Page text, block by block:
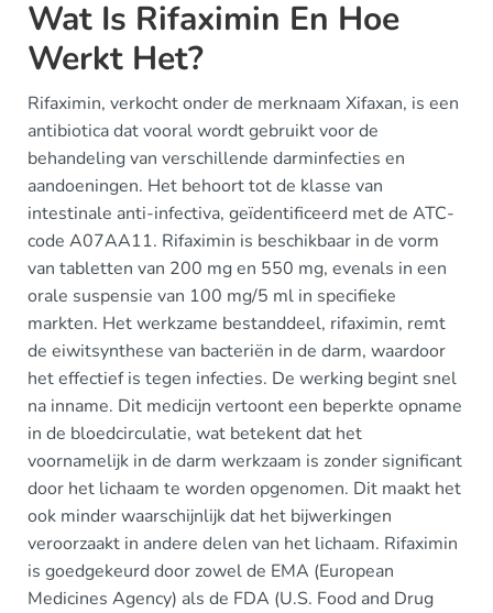
Wat Is Rifaximin En Hoe
Werkt Het?
Rifaximin, verkocht onder de merknaam Xifaxan, is een
antibiotica dat vooral wordt gebruikt voor de
behandeling van verschillende darminfecties en
aandoeningen. Het behoort tot de klasse van
intestinale anti-infectiva, geïdentificeerd met de ATC-
code A07AA11. Rifaximin is beschikbaar in de vorm
van tabletten van 200 mg en 550 mg, evenals in een
orale suspensie van 100 mg/5 ml in specifieke
markten. Het werkzame bestanddeel, rifaximin, remt
de eiwitsynthese van bacteriën in de darm, waardoor
het effectief is tegen infecties. De werking begint snel
na inname. Dit medicijn vertoont een beperkte opname
in de bloedcirculatie, wat betekent dat het
voornamelijk in de darm werkzaam is zonder significant
door het lichaam te worden opgenomen. Dit maakt het
ook minder waarschijnlijk dat het bijwerkingen
veroorzaakt in andere delen van het lichaam. Rifaximin
is goedgekeurd door zowel de EMA (European
Medicines Agency) als de FDA (U.S. Food and Drug